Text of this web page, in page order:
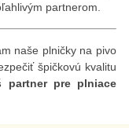
partnerom.
naše plničky na pivo
špičkovú kvalitu
partner pre plniace